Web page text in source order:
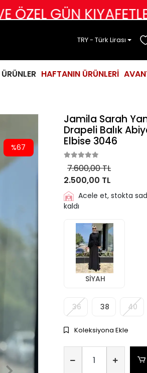
KIYAFETLERİNDE
TRY - Türk Lirası
HAFTANIN ÜRÜNLERİ
%67
Jamila Sarah
Drapeli Balık
Elbise 3046
7.600,00 TL
2.500,00 TL
Acele et, stokta
kaldı
SİYAH
36 38 40
Koleksiyona Ekle